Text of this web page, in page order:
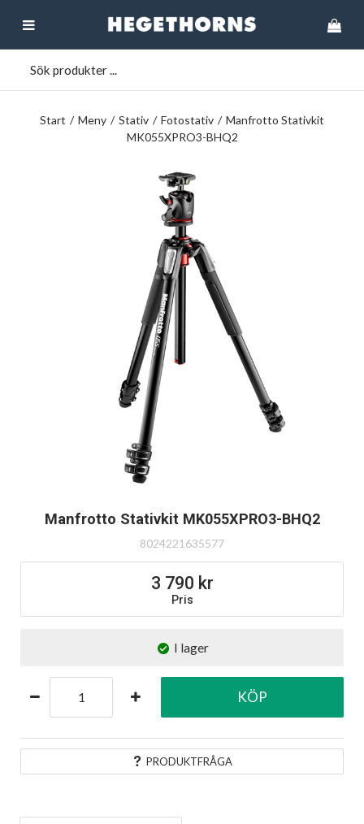
Start / Meny / Stativ / Fotostativ / Manfrotto Stativkit
MK055XPRO3-BHQ2
Manfrotto Stativkit MK055XPRO3-BHQ2
8024221635577
Pris
3 790
I lager
PRODUKTFRÅGA
KÖP